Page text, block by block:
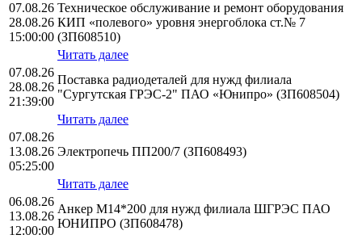
07.08.26
28.08.26
15:00:00
Техническое обслуживание и ремонт оборудования
КИП «полевого» уровня энергоблока ст.№ 7
(ЗП608510)
Читать далее
07.08.26
28.08.26
21:39:00
Поставка радиодеталей для нужд филиала
"Сургутская ГРЭС-2" ПАО «Юнипро» (ЗП608504)
Читать далее
07.08.26
13.08.26
05:25:00
Электропечь ПП200/7 (ЗП608493)
Читать далее
06.08.26
13.08.26
12:00:00
Анкер М14*200 для нужд филиала ШГРЭС ПАО
ЮНИПРО (ЗП608478)